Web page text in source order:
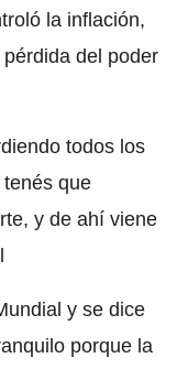
la inflación,
del poder
todos los
que
y de ahí viene
y se dice
porque la